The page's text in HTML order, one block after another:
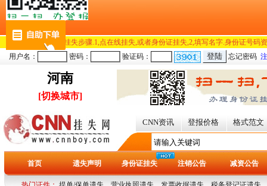
河南
[切换城市]
CNN资讯 登报价格 格式范文
首页 遗失声明 身份证挂失 注销公告 减资公告
热门证件： 提单/保单遗失 营业执照遗失 发票收据遗失 税务登记证遗失
多 青年报
报纸刊例： 文汇报 上海商报 解放日报 新闻晨报 上海法治报
中国税务报
声明公告： 变更公告 歇业公告 上市公告 个人/公司声明